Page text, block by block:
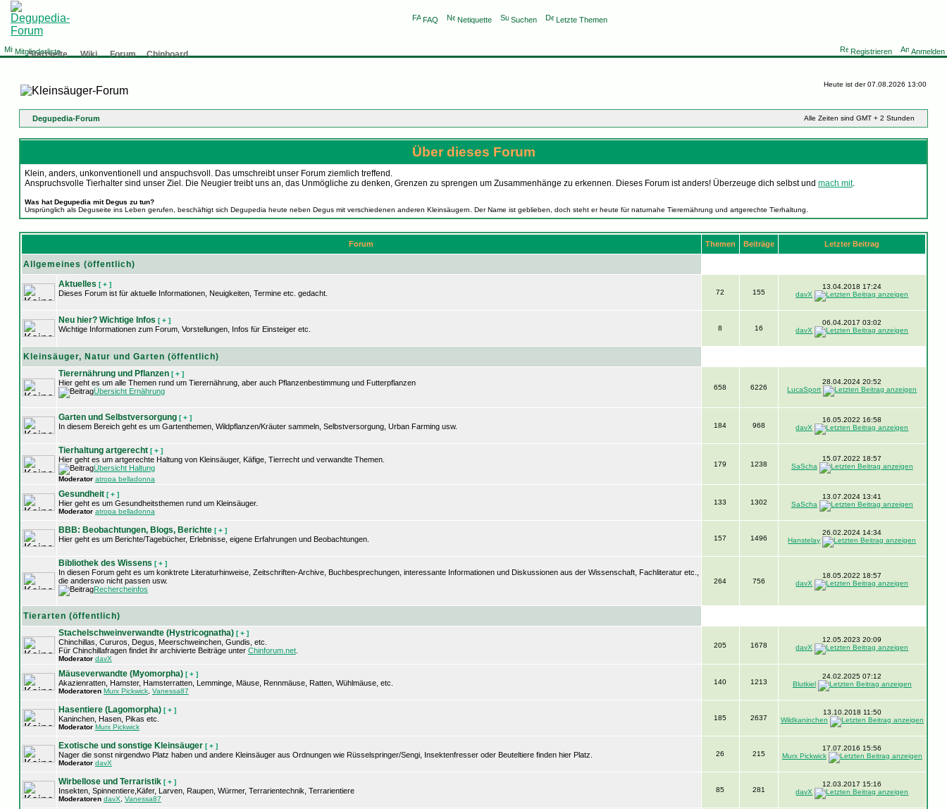
FAQ Netiquette Suchen Letzte Themen
Mitgliederliste Registrieren Anmelden
Startseite Wiki Forum Chinboard
Heute ist der 07.08.2026 13:00
Degupedia-Forum Alle Zeiten sind GMT + 2 Stunden
Über dieses Forum
Klein, anders, unkonventionell und anspuchsvoll. Das umschreibt unser Forum ziemlich treffend.
Anspruchsvolle Tierhalter sind unser Ziel. Die Neugier treibt uns an, das Unmögliche zu denken, Grenzen zu sprengen um Zusammenhänge zu erkennen. Dieses Forum ist anders! Überzeuge dich selbst und mach mit.
Was hat Degupedia mit Degus zu tun?
Ursprünglich als Deguseite ins Leben gerufen, beschäftigt sich Degupedia heute neben Degus mit verschiedenen anderen Kleinsäugern. Der Name ist geblieben, doch steht er heute für naturnahe Tierernährung und artgerechte Tierhaltung.
Forum Themen Beiträge Letzter Beitrag
Allgemeines (öffentlich)
Aktuelles [ + ]
Dieses Forum ist für aktuelle Informationen, Neuigkeiten, Termine etc. gedacht. 72 155
13.04.2018 17:24
davX
Neu hier? Wichtige Infos [ + ]
Wichtige Informationen zum Forum, Vorstellungen, Infos für Einsteiger etc. 8 16
06.04.2017 03:02
davX
Kleinsäuger, Natur und Garten (öffentlich)
Tierernährung und Pflanzen [ + ]
Hier geht es um alle Themen rund um Tierernährung, aber auch Pflanzenbestimmung und Futterpflanzen
Übersicht Ernährung
658 6226
28.04.2024 20:52
LucaSport
Garten und Selbstversorgung [ + ]
In diesem Bereich geht es um Gartenthemen, Wildpflanzen/Kräuter sammeln, Selbstversorgung, Urban Farming usw. 184 968
16.05.2022 16:58
davX
Tierhaltung artgerecht [ + ]
Hier geht es um artgerechte Haltung von Kleinsäuger, Käfige, Tierrecht und verwandte Themen.
Übersicht Haltung
Moderator atropa belladonna
179 1238
15.07.2022 18:57
SaScha
Gesundheit [ + ]
Hier geht es um Gesundheitsthemen rund um Kleinsäuger.
Moderator atropa belladonna
133 1302
13.07.2024 13:41
SaScha
BBB: Beobachtungen, Blogs, Berichte [ + ]
Hier geht es um Berichte/Tagebücher, Erlebnisse, eigene Erfahrungen und Beobachtungen. 157 1496
26.02.2024 14:34
Hanstelay
Bibliothek des Wissens [ + ]
In diesen Forum geht es um konktrete Literaturhinweise, Zeitschriften-Archive, Buchbesprechungen, interessante Informationen und Diskussionen aus der Wissenschaft, Fachliteratur etc.,
die anderswo nicht passen usw.
Rechercheinfos
264 756
18.05.2022 18:57
davX
Tierarten (öffentlich)
Stachelschweinverwandte (Hystricognatha) [ + ]
Chinchillas, Cururos, Degus, Meerschweinchen, Gundis, etc.
Für Chinchillafragen findet ihr archivierte Beiträge unter Chinforum.net.
Moderator davX
205 1678
12.05.2023 20:09
davX
Mäuseverwandte (Myomorpha) [ + ]
Akazienratten, Hamster, Hamsterratten, Lemminge, Mäuse, Rennmäuse, Ratten, Wühlmäuse, etc.
Moderatoren Murx Pickwick, Vanessa87
140 1213
24.02.2025 07:12
Blutkiel
Hasentiere (Lagomorpha) [ + ]
Kaninchen, Hasen, Pikas etc.
Moderator Murx Pickwick
185 2637
13.10.2018 11:50
Wildkaninchen
Exotische und sonstige Kleinsäuger [ + ]
Nager die sonst nirgendwo Platz haben und andere Kleinsäuger aus Ordnungen wie Rüsselspringer/Sengi, Insektenfresser oder Beuteltiere finden hier Platz.
Moderator davX
26 215
17.07.2016 15:56
Murx Pickwick
Wirbellose und Terraristik [ + ]
Insekten, Spinnentiere,Käfer, Larven, Raupen, Würmer, Terrarientechnik, Terrarientiere
Moderatoren davX Vanessa87
85 281
12.03.2017 15:16
davX